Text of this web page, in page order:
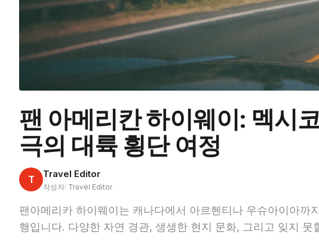
팬 아메리칸 하이웨이: 멕시
극의 대륙 횡단 여정
T Travel Editor
작성자: Travel Editor
팬아메리카 하이웨이는 캐나다에서 아르헨티나 우슈아이아
행입니다. 다양한 자연 경관, 생생한 현지 문화, 그리고 잊지